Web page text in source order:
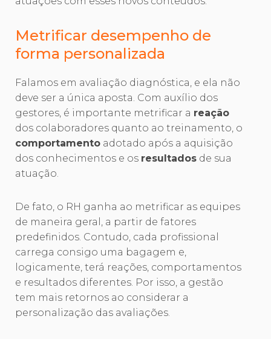
Metrificar desempenho de
forma personalizada
Falamos em avaliação diagnóstica, e ela não
deve ser a única aposta. Com auxílio dos
gestores, é importante metrificar a reação
dos colaboradores quanto ao treinamento, o
comportamento adotado após a aquisição
dos conhecimentos e os resultados de sua
atuação.
De fato, o RH ganha ao metrificar as equipes
de maneira geral, a partir de fatores
predefinidos. Contudo, cada profissional
carrega consigo uma bagagem e,
logicamente, terá reações, comportamentos
e resultados diferentes. Por isso, a gestão
tem mais retornos ao considerar a
personalização das avaliações.